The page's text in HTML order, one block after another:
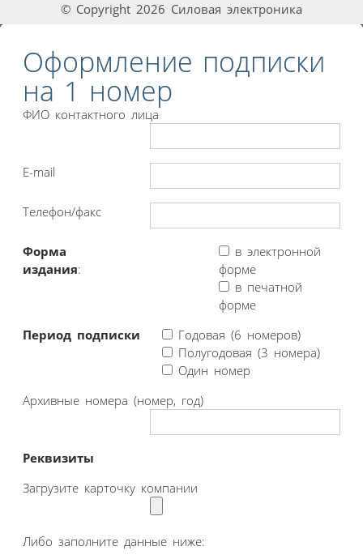
© Copyright 2026 Силовая электроника
Оформление подписки
на 1 номер
ФИО контактного лица
E-mail
Телефон/факс
Форма
издания:
в электронной
форме
в печатной
форме
Период подписки
Годовая (6 номеров)
Полугодовая (3 номера)
Один номер
Архивные номера (номер, год)
Реквизиты
Загрузите карточку компании
Либо заполните данные ниже: